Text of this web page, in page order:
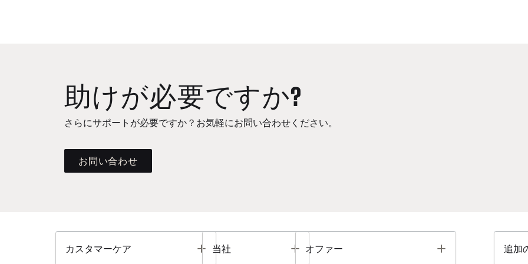
助けが必要ですか?
さらにサポートが必要ですか？お気軽にお問い合わせください。
お問い合わせ
カスタマーケア Toggle
当社 Toggle
オファー Toggle 追加